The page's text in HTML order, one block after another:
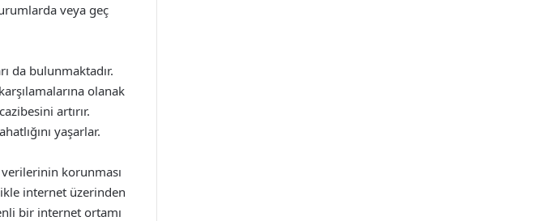
veya geç
da bulunmaktadır.
olanak
artırır.
yaşarlar.
korunması
internet üzerinden
bir internet ortamı